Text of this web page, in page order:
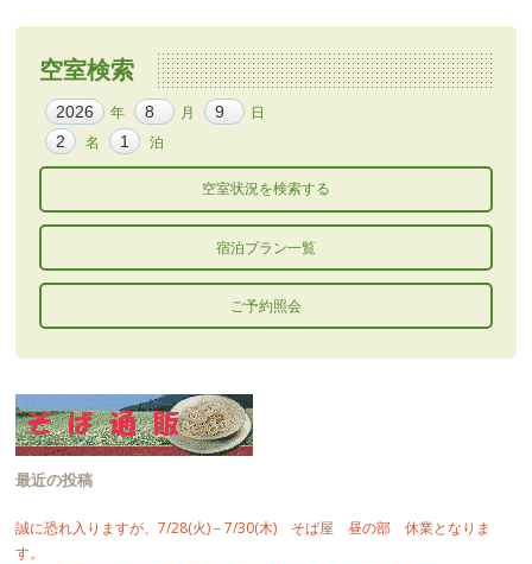
空室検索
年 月
日
名
泊
宿泊プラン一覧
ご予約照会
最近の投稿
誠に恐れ入りますが、7/28(火)－7/30(木) そば屋 昼の部 休業となりま
す。